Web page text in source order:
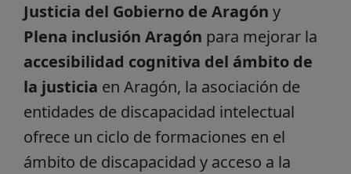
Justicia del Gobierno de Aragón y
Plena inclusión Aragón para mejorar la
accesibilidad cognitiva del ámbito de
la justicia en Aragón, la asociación de
entidades de discapacidad intelectual
ofrece un ciclo de formaciones en el
ámbito de discapacidad y acceso a la